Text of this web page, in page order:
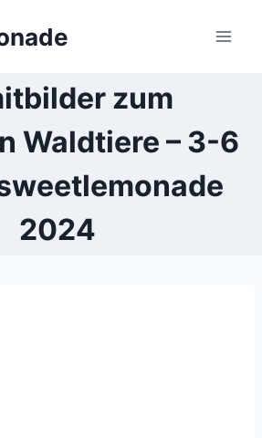
zum
Waldtiere – 3-6
2024